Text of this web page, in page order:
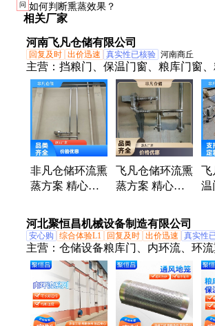
使用气体检测仪确认安全浓度后再进入。
问 如何判断熏蒸效果？
相关厂家
河南飞凡仓储有限公司
回复及时 出价迅速 真实性已核验 河南商丘
主营： 挡粮门、保温门窗、粮库门窗
蒸、通风地上笼
非凡仓储环流熏
蒸方案 精心设
碑好物
飞凡仓储环流熏
蒸方案 精心设
价比高
飞
温
河北聚恒昌机械设备制造有限公司
安心购 综合体验L1 回复及时 出价迅速 真实性
主营： 仓储设备粮库门、内环流、环
窗